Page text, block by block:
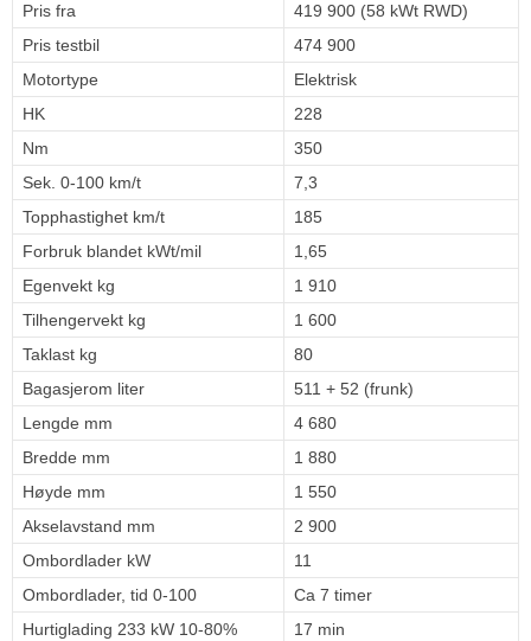
Pris fra
419 900 (58 kWt RWD)
Pris testbil
474 900
Motortype
Elektrisk
HK
228
Nm
350
Sek. 0-100 km/t
7,3
Topphastighet km/t
185
Forbruk blandet kWt/mil
1,65
Egenvekt kg
1 910
Tilhengervekt kg
1 600
Taklast kg
80
Bagasjerom liter
511 + 52 (frunk)
Lengde mm
4 680
Bredde mm
1 880
Høyde mm
1 550
Akselavstand mm
2 900
Ombordlader kW
11
Ombordlader, tid 0-100
Ca 7 timer
Hurtiglading 233 kW 10-80%
17 min